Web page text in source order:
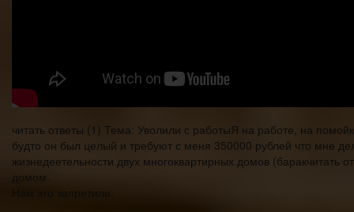
читать ответы (1) Тема: Уволили с работыЯ на работе, на
будто он был целый и требуют с меня 350000 рублей что мне
жизнедеетельности двух многоквартирных домов
домом.
Нам это запретили.